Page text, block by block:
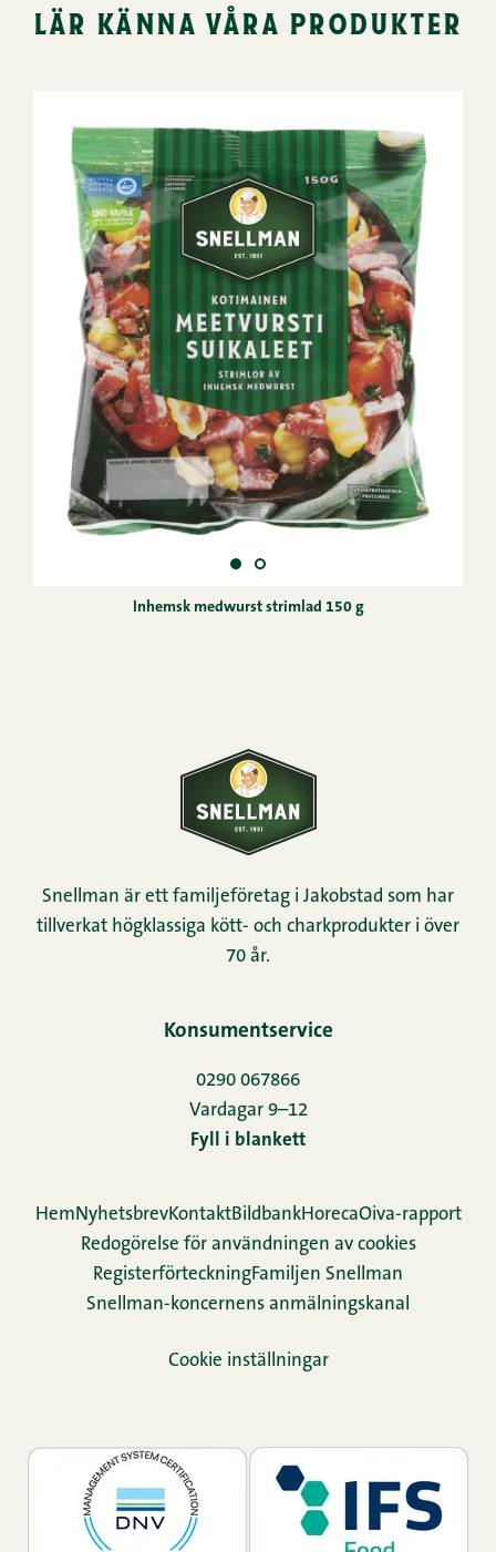
lär känna våra produkter
Inhemsk medwurst strimlad 150 g
Snellman är ett familjeföretag i Jakobstad som har
tillverkat högklassiga kött- och charkprodukter i över
70 år.
Konsumentservice
0290 067866
Vardagar 9–12
Fyll i blankett
HemNyhetsbrevKontaktBildbankHorecaOiva-rapport
Redogörelse för användningen av cookies
Re­gis­ter­för­teck­ningFamiljen Snellman
Snellman-koncernens anmälningskanal
Cookie inställningar